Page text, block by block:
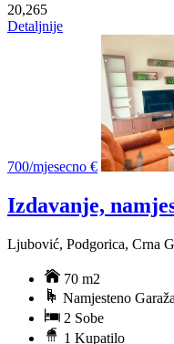
20,265
Detaljnije
700/mjesecno €
Izdavanje,
Ljubović, Podgorica, Crna
70 m2
Namjesteno Garaža
2 Sobe
1 Kupatilo